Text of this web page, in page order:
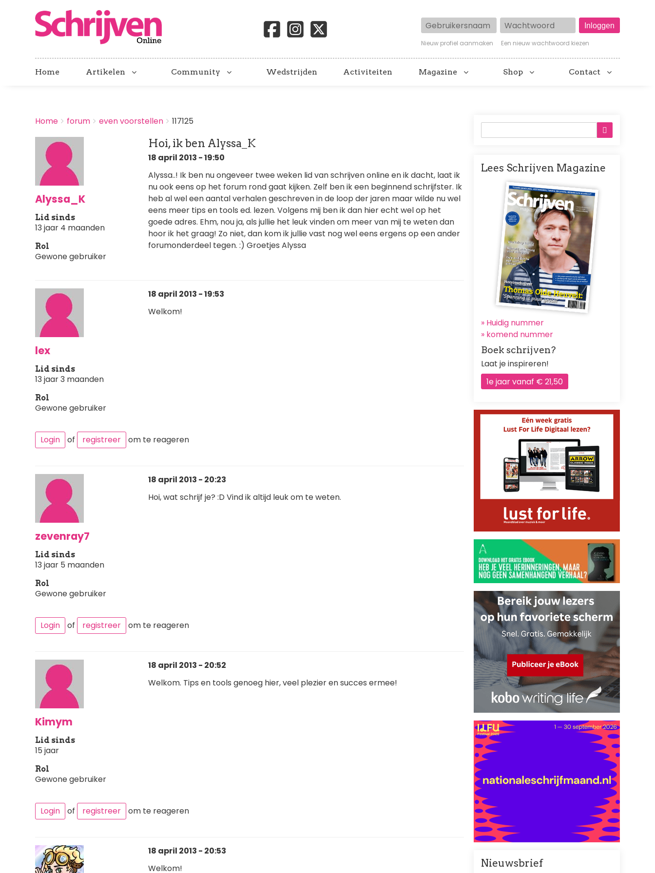
Gebruikersnaam Wachtwoord
Nieuw profiel aanmaken Een nieuw wachtwoord kiezen
Home Artikelen Community Wedstrijden Activiteiten Magazine Shop Contact
BREADCRUMBS
You
here:
Home forum even voorstellen 117125
Alyssa_K
Lid sinds
13 jaar 4 maanden
Rol
Gewone gebruiker
Hoi, ik ben Alyssa_K
18 april 2013 - 19:50
Alyssa..! Ik ben nu ongeveer twee weken lid van schrijven online en ik dacht, laat ik
nu ook eens op het forum rond gaat kijken. Zelf ben ik een beginnend schrijfster. Ik
heb al wel een aantal verhalen geschreven in de loop der jaren maar wilde nu wel
eens meer tips en tools ed. lezen. Volgens mij ben ik dan hier echt wel op het
goede adres. Ehm, nou ja, als jullie het leuk vinden om meer van mij te weten dan
hoor ik het graag! Zo niet, dan kom ik jullie vast nog wel eens ergens op een ander
forumonderdeel tegen. :) Groetjes Alyssa
lex
Lid sinds
13 jaar 3 maanden
Rol
Gewone gebruiker
18 april 2013 - 19:53
Welkom!
Login of registreer om te reageren
zevenray7
Lid sinds
13 jaar 5 maanden
Rol
Gewone gebruiker
18 april 2013 - 20:23
Hoi, wat schrijf je? :D Vind ik altijd leuk om te weten.
Login of registreer om te reageren
Kimym
Lid sinds
15 jaar
Rol
Gewone gebruiker
18 april 2013 - 20:52
Welkom. Tips en tools genoeg hier, veel plezier en succes ermee!
Login of registreer om te reageren
18 april 2013 - 20:53
Welkom!
Lees Schrijven Magazine
Afbeelding
» Huidig nummer
» komend nummer
Boek schrijven?
Laat je inspireren!
1e jaar vanaf € 21,50
Nieuwsbrief